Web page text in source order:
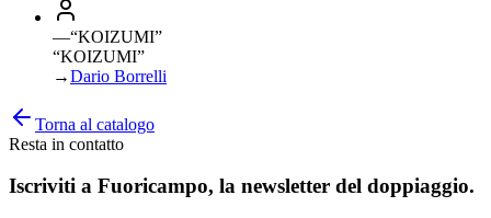
—“KOIZUMI”
“KOIZUMI”
→Dario Borrelli
Torna al catalogo
Resta in contatto
Iscriviti a Fuoricampo, la newsletter del doppiaggio.